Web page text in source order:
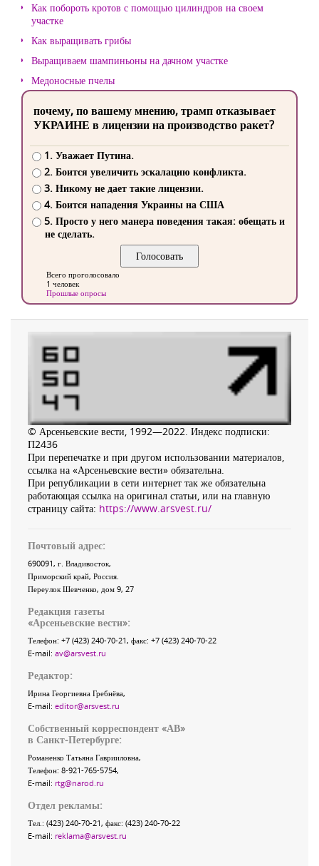
Как побороть кротов с помощью цилиндров на своем
участке
Как выращивать грибы
Выращиваем шампиньоны на дачном участке
Медоносные пчелы
почему, по вашему мнению, трамп отказывает
УКРАИНЕ в лицензии на производство ракет?
1. Уважает Путина.
2. Боится увеличить эскалацию конфликта.
3. Никому не дает такие лицензии.
4. Боится нападения Украины на США
5. Просто у него манера поведения такая: обещать и
не сделать.
Всего проголосовало
1 человек
Прошлые опросы
© Арсеньевские вести, 1992—2022. Индекс подписки:
П2436
При перепечатке и при другом использовании материалов,
ссылка на «Арсеньевские вести» обязательна.
При републикации в сети интернет так же обязательна
работающая ссылка на оригинал статьи, или на главную
страницу сайта: https://www.arsvest.ru/
Почтовый адрес:
690091, г. Владивосток,
Приморский край, Россия
Переулок Шевченко, дом 9, 27
Редакция газеты
«Арсеньевские вести»:
Телефон: +7 (423) 240-70-21, факс: +7 (423) 240-70-22
E-mail: av@arsvest.ru
Редактор:
Ирина Георгиевна Гребнёва,
E-mail: editor@arsvest.ru
Собственный корреспондент «АВ»
в Санкт-Петербурге:
Романенко Татьяна Гаврииловна,
Телефон: 8-921-765-5754,
E-mail: rtg@narod.ru
Отдел рекламы:
Тел.: (423) 240-70-21, факс: (423) 240-70-22
E-mail: reklama@arsvest.ru